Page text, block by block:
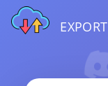
EXPORT